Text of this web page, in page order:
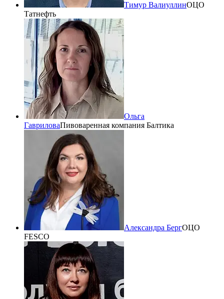
Тимур ВалиуллинОЦО
Татнефть
Ольга
ГавриловаПивоваренная компания Балтика
Александра БергОЦО
FESCO